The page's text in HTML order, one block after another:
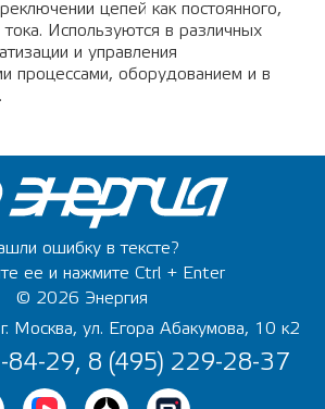
цепей как постоянного,
Используются в различных
и управления
процессами, оборудованием и в
ошибку в тексте?
ее и нажмите Ctrl + Enter
© 2026 Энергия
Москва, ул. Егора Абакумова, 10 к2
84-29, 8 (495) 229-28-37